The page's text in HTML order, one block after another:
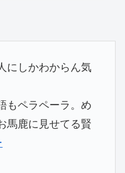
にしかわからん気
もペラペーラ。め
馬鹿に見せてる賢